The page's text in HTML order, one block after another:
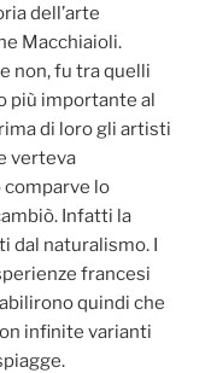
dell’arte
Macchiaioli.
non, fu tra quelli
più importante al
di loro gli artisti
verteva
lo
Infatti la
dal naturalismo. I
francesi
quindi che
infinite varianti